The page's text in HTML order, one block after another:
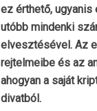
ez érthető, ugyanis
utóbb mindenki
elvesztésével. Az
rejtelmeibe és az
ahogyan a saját
divatból.